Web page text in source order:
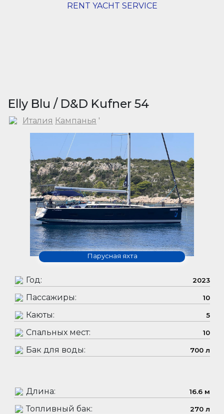
RENT YACHT SERVICE
Elly Blu / D&D Kufner 54
Италия Кампанья '
Парусная яхта
Год: 2023
Пассажиры: 10
Каюты: 5
Спальных мест: 10
Бак для воды: 700 л
Длина: 16.6 м
Топливный бак: 270 л